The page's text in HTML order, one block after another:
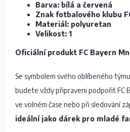
Barva: bílá a červená
Znak fotbalového klubu
Materiál: polyuretan
Velikost: 1
Oficiální produkt FC Bayern
Se symbolem svého oblíbeného
budete vždy připraveni podpořit FC
ve volném čase nebo při sledování
ideální jako dárek pro mladé